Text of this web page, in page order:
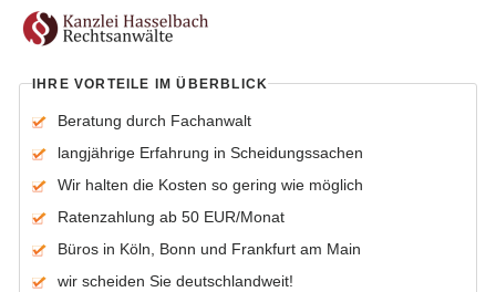
IHRE VORTEILE IM ÜBERBLICK
Beratung durch Fachanwalt
langjährige Erfahrung in Scheidungssachen
Wir halten die Kosten so gering wie möglich
Ratenzahlung ab 50 EUR/Monat
Büros in Köln, Bonn und Frankfurt am Main
wir scheiden Sie deutschlandweit!